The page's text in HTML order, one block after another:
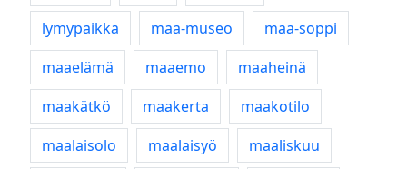
lymypaikka
maa-museo
maa-soppi
maaelämä
maaemo
maaheinä
maakätkö
maakerta
maakotilo
maalaisolo
maalaisyö
maaliskuu